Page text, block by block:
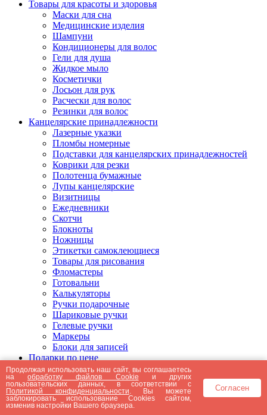
Товары для красоты и здоровья
Маски для сна
Медицинские изделия
Шампуни
Кондиционеры для волос
Гели для душа
Жидкое мыло
Косметички
Лосьон для рук
Расчески для волос
Резинки для волос
Канцелярские принадлежности
Лазерные указки
Пломбы номерные
Подставки для канцелярских принадлежностей
Коврики для резки
Полотенца бумажные
Лупы канцелярские
Визитницы
Ежедневники
Скотчи
Блокноты
Ножницы
Этикетки самоклеющиеся
Товары для рисования
Фломастеры
Готовальни
Калькуляторы
Ручки подарочные
Шариковые ручки
Гелевые ручки
Маркеры
Блоки для записей
Подарки по цене
Подарки от 5000 рублей
Подарки до 5000 рублей
Подарки до 3000 рублей
Подарки до 2000 рублей
Подарки до 1000 рублей
Продолжая использовать наш сайт, вы соглашаетесь
наобработку файлов Cookie и других
пользовательских данных, в соответствии с
Политикой конфиденциальности . Вы можете
заблокировать использование Cookies сайтом,
изменив настройки Вашего браузера.
Согласен